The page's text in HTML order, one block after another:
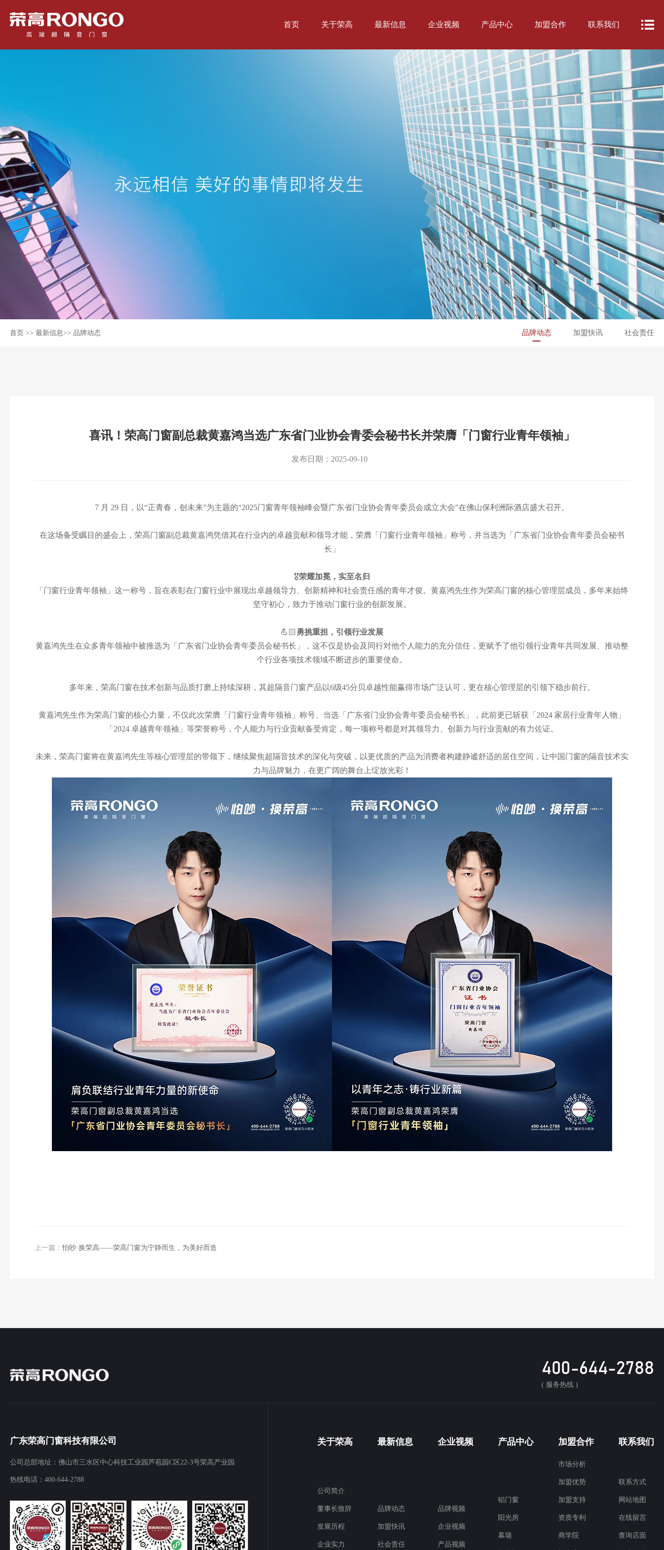
首页 关于荣高 最新信息 企业视频 产品中心 加盟合作 联系我们
品牌动态 加盟快讯 社会责任
首页 >> 最新信息>> 品牌动态
喜讯！荣高门窗副总裁黄嘉鸿当选广东省门业协会青委会秘书长并荣膺「门窗行业青年领袖」
发布日期：2025-09-10
7 月 29 日，以“正青春，创未来”为主题的“2025门窗青年领袖峰会暨广东省门业协会青年委员会成立大会”在佛山保利洲际酒店盛大召开。
在这场备受瞩目的盛会上，荣高门窗副总裁黄嘉鸿凭借其在行业内的卓越贡献和领导才能，荣膺「门窗行业青年领袖」称号，并当选为「广东省门业协会青年委员会秘书
长」
🎖️荣耀加冕，实至名归
「门窗行业青年领袖」这一称号，旨在表彰在门窗行业中展现出卓越领导力、创新精神和社会责任感的青年才俊。黄嘉鸿先生作为荣高门窗的核心管理层成员，多年来始终
坚守初心，致力于推动门窗行业的创新发展。
💪🏻 勇挑重担，引领行业发展
黄嘉鸿先生在众多青年领袖中被推选为「广东省门业协会青年委员会秘书长」，这不仅是协会及同行对他个人能力的充分信任，更赋予了他引领行业青年共同发展、推动整
个行业各项技术领域不断进步的重要使命。
多年来，荣高门窗在技术创新与品质打磨上持续深耕，其超隔音门窗产品以6级45分贝卓越性能赢得市场广泛认可，更在核心管理层的引领下稳步前行。
黄嘉鸿先生作为荣高门窗的核心力量，不仅此次荣膺「门窗行业青年领袖」称号、当选「广东省门业协会青年委员会秘书长」，此前更已斩获「2024 家居行业青年人物」
「2024 卓越青年领袖」等荣誉称号，个人能力与行业贡献备受肯定，每一项称号都是对其领导力、创新力与行业贡献的有力佐证。
未来，荣高门窗将在黄嘉鸿先生等核心管理层的带领下，继续聚焦超隔音技术的深化与突破，以更优质的产品为消费者构建静谧舒适的居住空间，让中国门窗的隔音技术实
力与品牌魅力，在更广阔的舞台上绽放光彩！
上一篇：怕吵·换荣高——荣高门窗为宁静而生，为美好而造
400-644-2788
( 服务热线 )
广东荣高门窗科技有限公司
公司总部地址：佛山市三水区中心科技工业园芦苞园C区22-3号荣高产业园
热线电话： 400-644-2788
关于荣高
公司简介
董事长致辞
发展历程
企业实力
最新信息
品牌动态
加盟快讯
社会责任
企业视频
品牌视频
企业视频
产品视频
产品中心
铝门窗
阳光房
幕墙
加盟合作
市场分析
加盟优势
加盟支持
资质专利
商学院
联系我们
联系方式
网站地图
在线留言
查询店面